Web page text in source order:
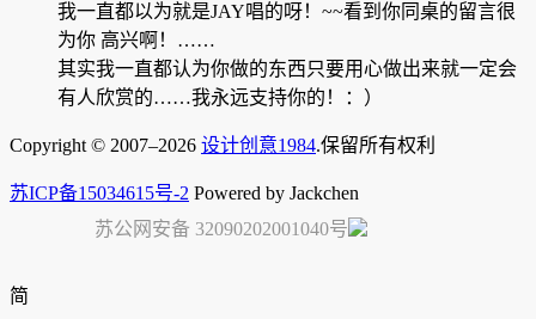
我一直都以为就是JAY唱的呀！~~看到你同桌的留言很
为你 高兴啊！……
其实我一直都认为你做的东西只要用心做出来就一定会
有人欣赏的……我永远支持你的！：）
Copyright © 2007–2026 设计创意1984.保留所有权利
苏ICP备15034615号-2 Powered by Jackchen
苏公网安备 32090202001040号
简